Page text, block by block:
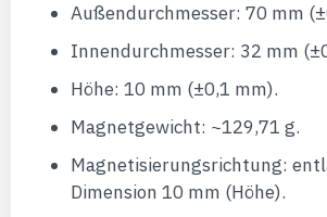
Außendurchmesser: 70 mm
Innendurchmesser: 32 mm
Höhe: 10 mm (±0,1 mm).
Magnetgewicht: ~129,71 g.
Magnetisierungsrichtung:
Dimension 10 mm (Höhe).